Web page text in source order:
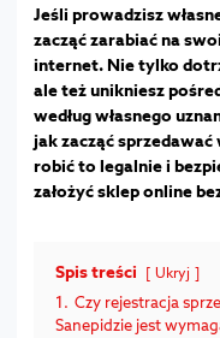
Jeśli prowadzisz
zacząć zarabiać na
internet. Nie tylko
ale też unikniesz
według własnego
jak zacząć
robić to legalnie i
założyć sklep online
Spis treści Ukryj
1. Czy rejestracja
Sanepidzie jest